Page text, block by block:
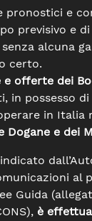
pronostici e
previsivo e di
alcuna
certo.
offerte dei
in possesso
in Italia
Dogane e dei
al
Guida
è